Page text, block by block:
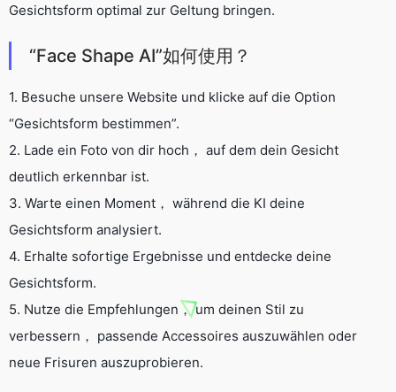
Gesichtsform optimal zur Geltung bringen.
“Face Shape AI”如何使用？
1. Besuche unsere Website und klicke auf die Option
“Gesichtsform bestimmen”.
2. Lade ein Foto von dir hoch， auf dem dein Gesicht
deutlich erkennbar ist.
3. Warte einen Moment， während die KI deine
Gesichtsform analysiert.
4. Erhalte sofortige Ergebnisse und entdecke deine
Gesichtsform.
5. Nutze die Empfehlungen， um deinen Stil zu
verbessern， passende Accessoires auszuwählen oder
neue Frisuren auszuprobieren.